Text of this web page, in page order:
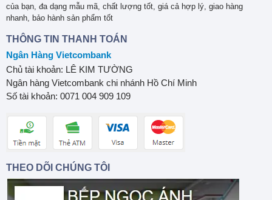
của bạn, đa dạng mẫu mã, chất lượng tốt, giá cả hợp lý, giao hàng
nhanh, bảo hành sản phẩm tốt
THÔNG TIN THANH TOÁN
Ngân Hàng Vietcombank
Chủ tài khoản: LÊ KIM TƯỜNG
Ngân hàng Vietcombank chi nhánh Hồ Chí Minh
Số tài khoản: 0071 004 909 109
THEO DÕI CHÚNG TÔI